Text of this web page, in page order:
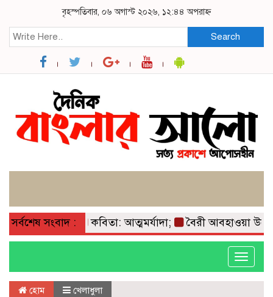
বৃহস্পতিবার, ০৬ অগাস্ট ২০২৬, ১২:৪৪ অপরাহ্ন
Search
সর্বশেষ সংবাদ :কবিতা: আত্মমর্যাদা; বৈরী আবহাওয়া উপেক্ষা
Toggle
হোম খেলাধুলা